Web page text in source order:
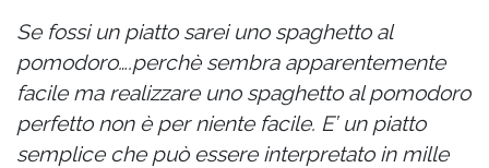
Se fossi un piatto sarei uno spaghetto al
pomodoro….perchè sembra apparentemente
facile ma realizzare uno spaghetto al pomodoro
perfetto non è per niente facile. E’ un piatto
semplice che può essere interpretato in mille